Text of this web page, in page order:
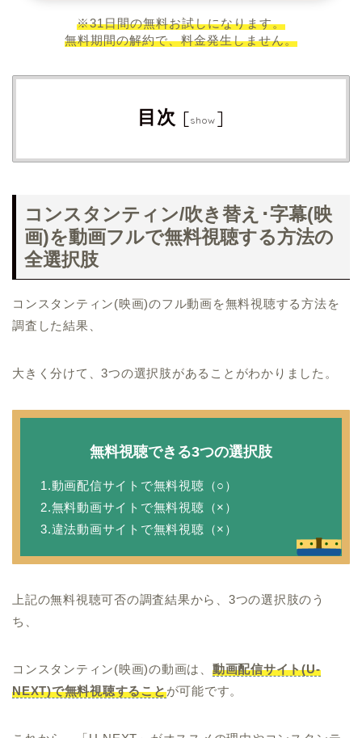
※31日間の無料お試しになります。
無料期間の解約で、料金発生しません。
目次 [show ]
コンスタンティン/吹き替え･字幕(映
画)を動画フルで無料視聴する方法の
全選択肢
コンスタンティン(映画)のフル動画を無料視聴する方法を
調査した結果、
大きく分けて、3つの選択肢があることがわかりました。
無料視聴できる3つの選択肢
1.動画配信サイトで無料視聴（○）
2.無料動画サイトで無料視聴（×）
3.違法動画サイトで無料視聴（×）
上記の無料視聴可否の調査結果から、3つの選択肢のう
ち、
コンスタンティン(映画)の動画は、 動画配信サイト(U-
NEXT)で無料視聴することが可能です。